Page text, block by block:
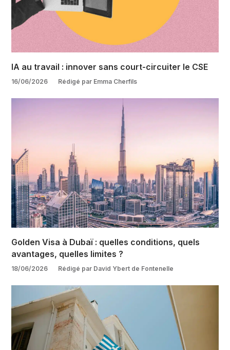
Golden Visa à Dubaï : quelles conditions, quels
avantages, quelles limites ?
18/06/2026 Rédigé par David Ybert de Fontenelle
IA au travail : innover sans court-circuiter le CSE
16/06/2026 Rédigé par Emma Cherfils